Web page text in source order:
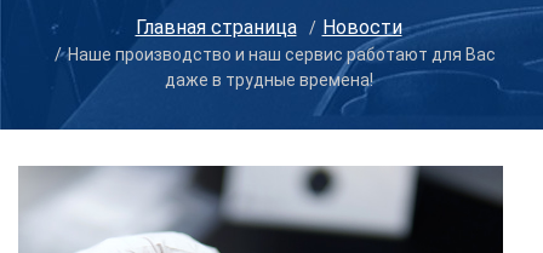
Главная страница Новости
Наше производство и наш сервис работают для Вас
даже в трудные времена!